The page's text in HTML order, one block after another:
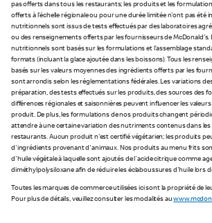
pas offerts dans tous les restaurants; les produits et les
offerts à l'échelle régionale ou pour une durée limitée n'ont pas été
nutritionnels sont issus de tests effectués par des laboratoires
ou des renseignements offerts par les fournisseurs de McDonald's.
nutritionnels sont basés sur les formulations et l’assemblage
formats (incluant la glace ajoutée dans les boissons). Tous les
basés sur les valeurs moyennes des ingrédients offerts par les
sont arrondis selon les réglementations fédérales. Les variations
préparation, des tests effectués sur les produits, des sources des
différences régionales et saisonnières peuvent influencer les
produit. De plus, les formulations de nos produits changent
attendre à une certaine variation des nutriments contenus dans
restaurants. Aucun produit n'est certifié végétarien; les produits
d'ingrédients provenant d'animaux. Nos produits au menu frits
d'huile végétale à laquelle sont ajoutés de l'acide citrique comme
diméthylpolysiloxane afin de réduire les éclaboussures d'huile lors
Toutes les marques de commerce utilisées ici sont la propriété de
Pour plus de détails, veuillez consulter les modalités au